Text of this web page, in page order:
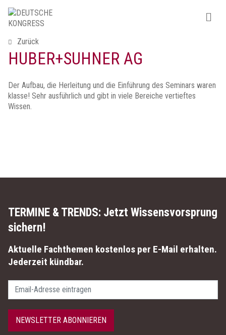
Zurück
HUBER+SUHNER AG
Der Aufbau, die Herleitung und die Einführung des Seminars waren
klasse! Sehr ausführlich und gibt in viele Bereiche vertieftes
Wissen.
TERMINE & TRENDS: Jetzt Wissensvorsprung
sichern!
Aktuelle Fachthemen kostenlos per E-Mail erhalten.
Jederzeit kündbar.
Passwort
NEWSLETTER ABONNIEREN